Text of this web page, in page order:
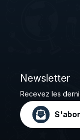
Newsletter
Recevez les